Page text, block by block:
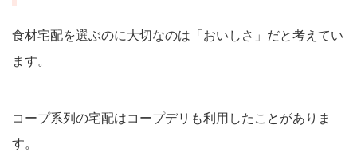
食材宅配を選ぶのに大切なのは「おいしさ」だと考えてい
ます。
コープ系列の宅配はコープデリも利用したことがありま
す。